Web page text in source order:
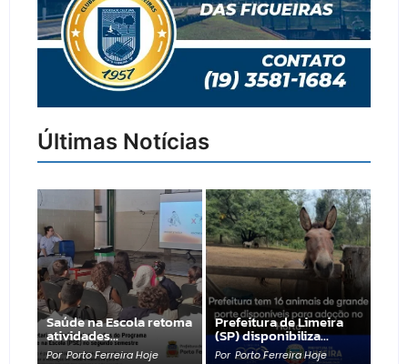
Últimas Notícias
Saúde na Escola retoma
atividades…
Por Porto Ferreira Hoje
Prefeitura de Limeira
(SP) disponibiliza…
Por Porto Ferreira Hoje